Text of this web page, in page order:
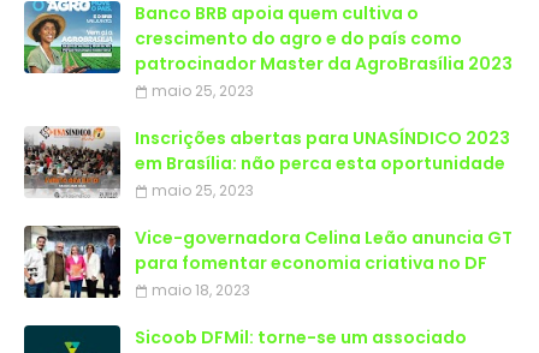
Banco BRB apoia quem cultiva o
crescimento do agro e do país como
patrocinador Master da AgroBrasília 2023
maio 25, 2023
Inscrições abertas para UNASÍNDICO 2023
em Brasília: não perca esta oportunidade
maio 25, 2023
Vice-governadora Celina Leão anuncia GT
para fomentar economia criativa no DF
maio 18, 2023
Sicoob DFMil: torne-se um associado